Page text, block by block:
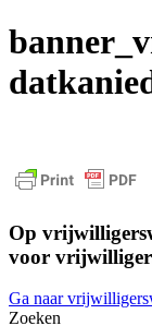
Op
voor
Ga naar
Zoeken